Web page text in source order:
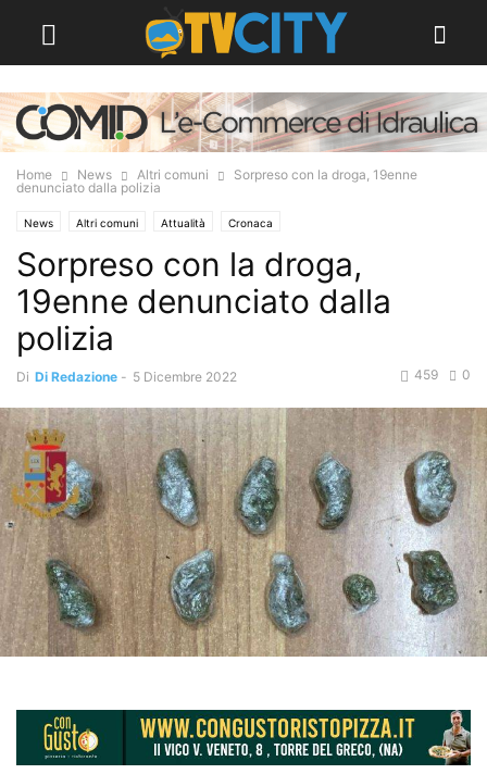
Home News Altri comuni
Sorpreso con la droga, 19enne
denunciato dalla polizia
News Altri comuni Attualità Cronaca
Sorpreso con la droga,
19enne denunciato dalla
polizia
Di Di Redazione - 5 Dicembre 2022 0
459